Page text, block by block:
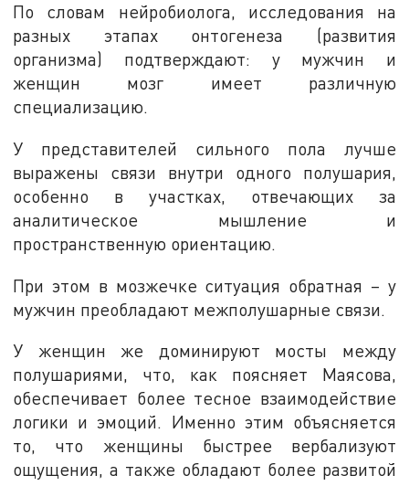
По словам нейробиолога, исследования на
разных этапах онтогенеза (развития
организма) подтверждают: у мужчин и
женщин мозг имеет различную
специализацию.
У представителей сильного пола лучше
выражены связи внутри одного полушария,
особенно в участках, отвечающих за
аналитическое мышление и
пространственную ориентацию.
При этом в мозжечке ситуация обратная – у
мужчин преобладают межполушарные связи.
У женщин же доминируют мосты между
полушариями, что, как поясняет Маясова,
обеспечивает более тесное взаимодействие
логики и эмоций. Именно этим объясняется
то, что женщины быстрее вербализуют
ощущения, а также обладают более развитой